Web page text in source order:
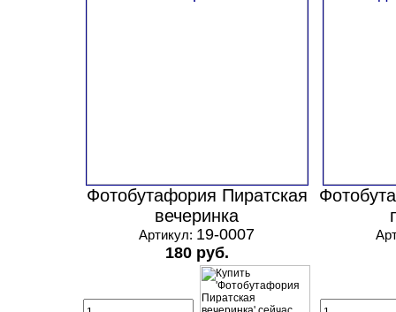
Фотобутафория Пиратская
вечеринка
Артикул: 19-0007
180 руб.